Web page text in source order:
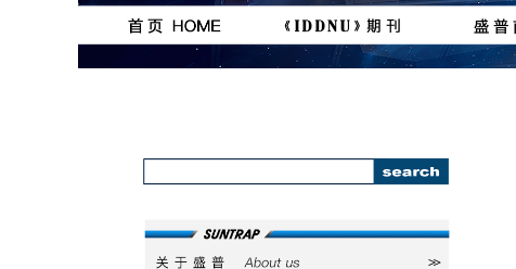
按钮 按钮
关于盛普
111111